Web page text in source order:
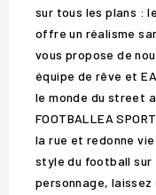
sur tous les plans :
offre un réalisme
vous propose de
équipe de rêve et
le monde du street
FOOTBALLEA
la rue et redonne
style du football sur
personnage, laissez